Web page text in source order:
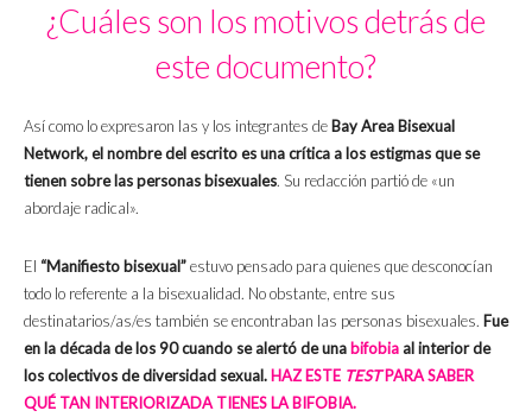
¿Cuáles son los motivos detrás de
este documento?
Así como lo expresaron las y los integrantes de Bay Area Bisexual
Network,el nombre del escrito es una crítica a los estigmas que se
tienen sobre las personas bisexuales. Su redacción partió de «un
abordaje radical».
El “Manifiesto bisexual”estuvo pensado para quienes que desconocían
todo lo referente a la bisexualidad. No obstante, entre sus
destinatarios/as/es también se encontraban las personas bisexuales. Fue
en la década de los 90 cuando se alertó de una bifobia al interior de
los colectivos de diversidad sexual. HAZ ESTE TESTPARA SABER
QUÉ TAN INTERIORIZADA TIENES LA BIFOBIA.